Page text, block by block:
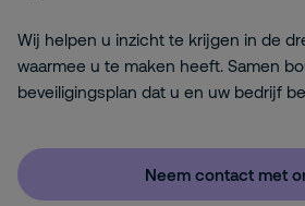
Wij helpen u inzicht te krijgen in de
waarmee u te maken heeft. Samen
beveiligingsplan dat u en uw bedrijf
Neem contact met